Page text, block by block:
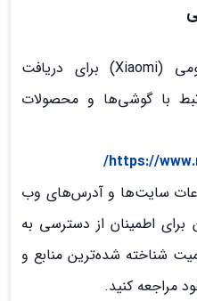
در اینجا سایت اصلی شیائومی (Xiaomi) برای دریافت
با گوشی‌ها و محصولات
https://
سایت‌ها و آدرس‌های وب
برای اطمینان از دسترسی به
شناخته شده‌ترین منابع و
مراجعه کنید.